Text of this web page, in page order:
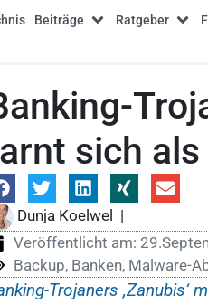
Beiträge Ratgeber
sich
Dunja Koelwel
|
Veröffentlicht am:
Backup, Banken, Malware-
Trojaners ,Zanubis‘